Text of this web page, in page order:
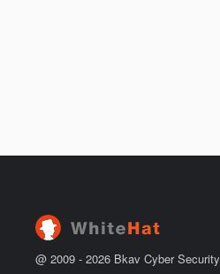
@ 2009 - 2026 Bkav Cyber Security